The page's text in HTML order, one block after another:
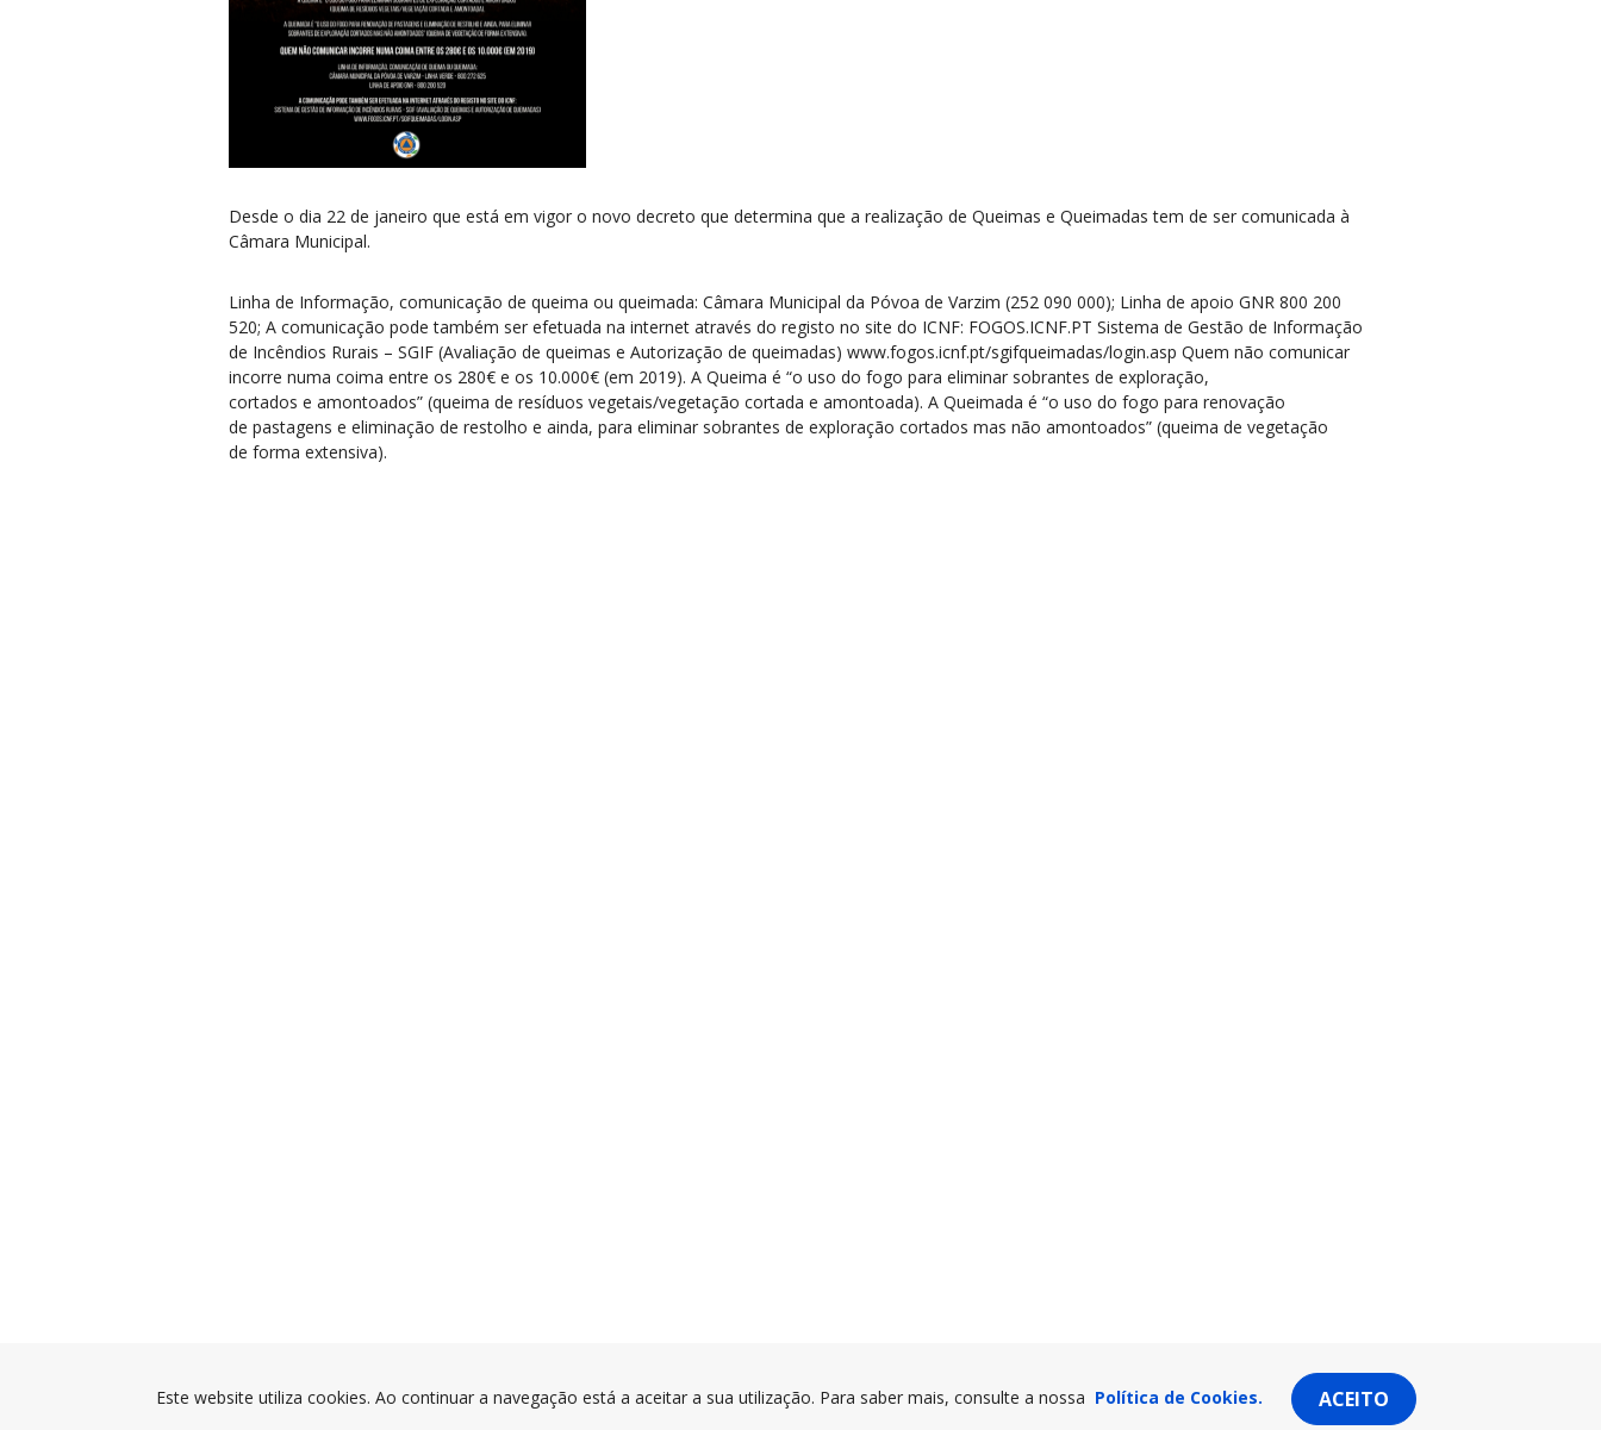
Desde o dia 22 de janeiro que está em vigor o novo decreto que determina que a realização de Queimas e Queimadas tem de ser comunicada à
Câmara Municipal.
Linha de Informação, comunicação de queima ou queimada: Câmara Municipal da Póvoa de Varzim (252 090 000); Linha de apoio GNR 800 200
520; A comunicação pode também ser efetuada na internet através do registo no site do ICNF: FOGOS.ICNF.PT Sistema de Gestão de Informação
de Incêndios Rurais – SGIF (Avaliação de queimas e Autorização de queimadas) www.fogos.icnf.pt/sgifqueimadas/login.asp Quem não comunicar
incorre numa coima entre os 280€ e os 10.000€ (em 2019). A Queima é “o uso do fogo para eliminar sobrantes de exploração,
cortados e amontoados” (queima de resíduos vegetais/vegetação cortada e amontoada). A Queimada é “o uso do fogo para renovação
de pastagens e eliminação de restolho e ainda, para eliminar sobrantes de exploração cortados mas não amontoados” (queima de vegetação
de forma extensiva).
Este website utiliza cookies. Ao continuar a navegação está a aceitar a sua utilização. Para saber mais, consulte a nossa Política de Cookies. ACEITO